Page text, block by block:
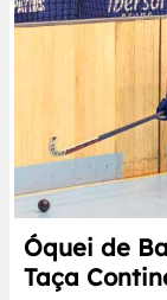
Óquei de
Taça